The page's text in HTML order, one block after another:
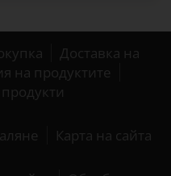
Доставка на
на продуктите
Карта на сайта